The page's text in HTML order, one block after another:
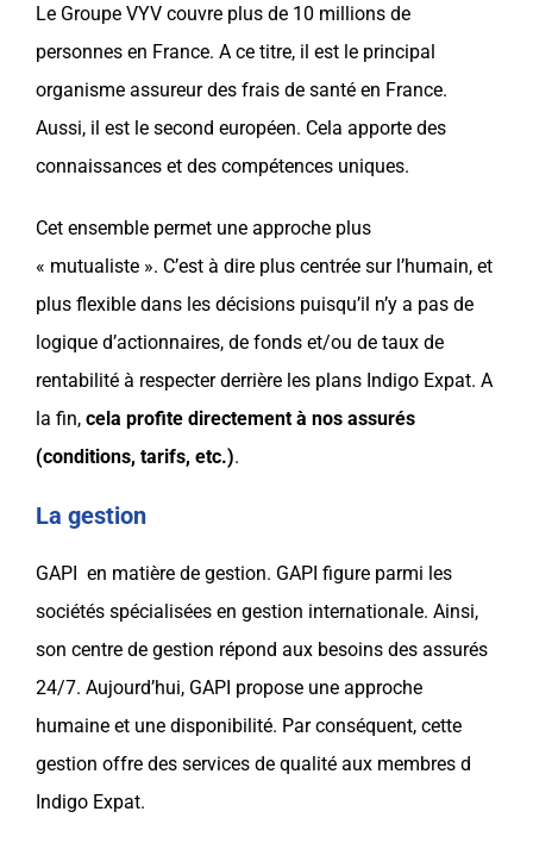
Le Groupe VYV couvre plus de 10 millions de
personnes en France. A ce titre, il est le principal
organisme assureurdes frais de santé en France.
Aussi, il est le second européen. Cela apporte des
connaissances et des compétences uniques.
Cet ensemble permet une approche plus
« mutualiste ». C’est à dire plus centrée sur l’humain, et
plus flexible dans les décisions puisqu’il n’y a pas de
logique d’actionnaires, de fonds et/ou de taux de
rentabilité à respecter derrière les plans Indigo Expat. A
la fin, cela profite directement à nos assurés
(conditions, tarifs, etc.).
La gestion
GAPI en matière de gestion. GAPI figure parmi les
sociétés spécialisées en gestion internationale. Ainsi,
son centre de gestion répond aux besoins des assurés
24/7. Aujourd’hui, GAPI propose une approche
humaine et une disponibilité. Par conséquent, cette
gestion offre des services de qualité aux membres d
Indigo Expat.